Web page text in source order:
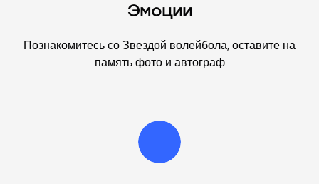
Эмоции
Познакомитесь со Звездой волейбола, оставите на
память фото и автограф